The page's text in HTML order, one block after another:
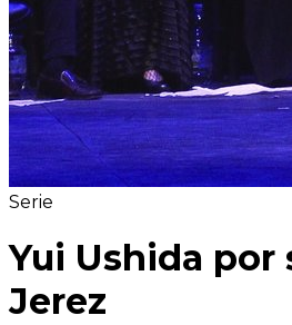
Serie
Yui Ushida por
Jerez